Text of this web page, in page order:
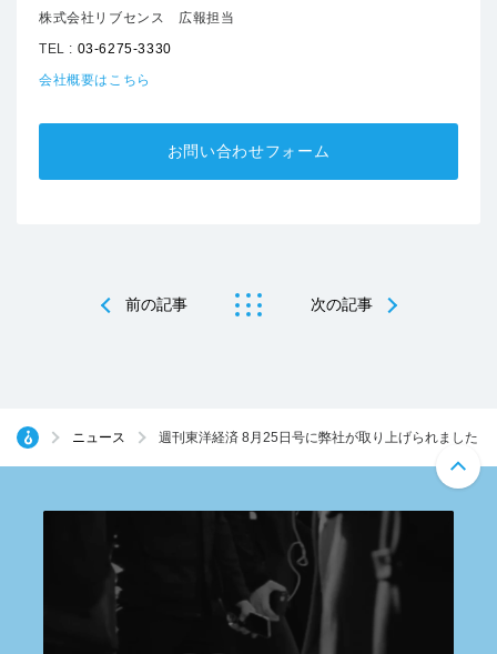
株式会社リブセンス 広報担当
TEL : 03-6275-3330
会社概要はこちら
お問い合わせフォーム
前の記事 次の記事
ニュース 週刊東洋経済 8月25日号に弊社が取り上げられました